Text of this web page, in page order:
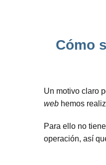
Cómo
Un motivo claro
web hemos
Para ello no
operación, así